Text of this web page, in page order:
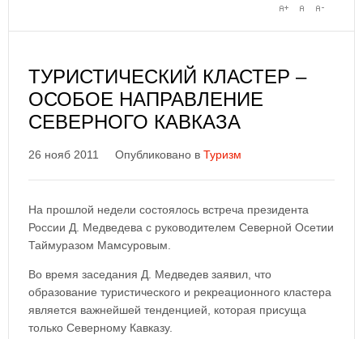
ТУРИСТИЧЕСКИЙ КЛАСТЕР –
ОСОБОЕ НАПРАВЛЕНИЕ
СЕВЕРНОГО КАВКАЗА
26 нояб 2011 Опубликовано в Туризм
На прошлой недели состоялось встреча президента
России Д. Медведева с руководителем Северной Осетии
Таймуразом Мамсуровым.
Во время заседания Д. Медведев заявил, что
образование туристического и рекреационного кластера
является важнейшей тенденцией, которая присуща
только Северному Кавказу.